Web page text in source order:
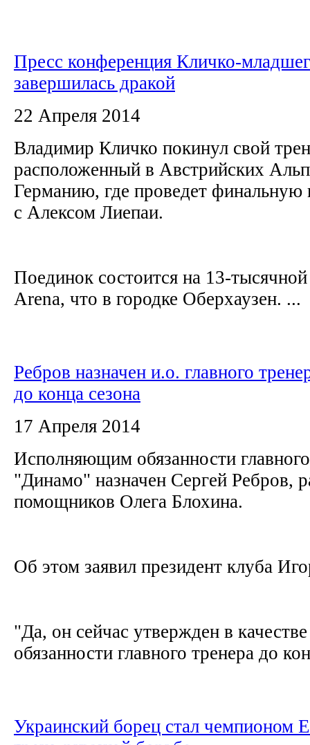
Пресс конференция Кличко-
завершилась дракой
22 Апреля 2014
Владимир Кличко покинул свой
расположенный в Австрийских
Германию, где проведет финальную
с Алексом Лиепаи.
Поединок состоится на 13-
Arena, что в городке Оберхаузен. ...
Ребров назначен и.о. главного
до конца сезона
17 Апреля 2014
Исполняющим обязанности главного
"Динамо" назначен Сергей Ребров,
помощников Олега Блохина.
Об этом заявил президент клуба
"Да, он сейчас утвержден в
обязанности главного тренера до
Украинский борец стал чемпионом